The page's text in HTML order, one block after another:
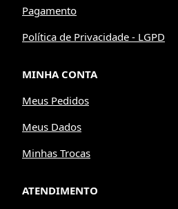
Pagamento
Política de Privacidade - LGPD
MINHA CONTA
Meus Pedidos
Meus Dados
Minhas Trocas
ATENDIMENTO